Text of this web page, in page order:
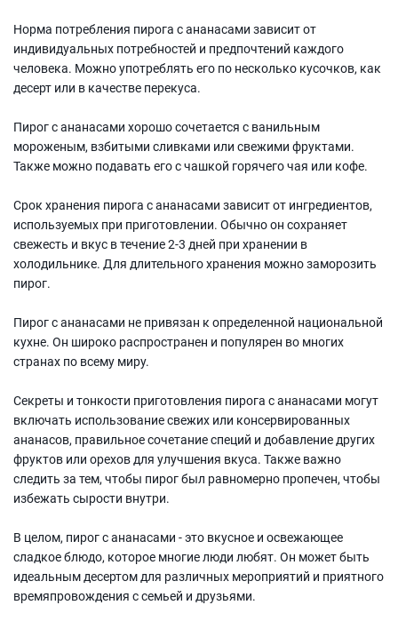
Норма потребления пирога с ананасами зависит от
индивидуальных потребностей и предпочтений каждого
человека. Можно употреблять его по несколько кусочков, как
десерт или в качестве перекуса.
Пирог с ананасами хорошо сочетается с ванильным
мороженым, взбитыми сливками или свежими фруктами.
Также можно подавать его с чашкой горячего чая или кофе.
Срок хранения пирога с ананасами зависит от ингредиентов,
используемых при приготовлении. Обычно он сохраняет
свежесть и вкус в течение 2-3 дней при хранении в
холодильнике. Для длительного хранения можно заморозить
пирог.
Пирог с ананасами не привязан к определенной национальной
кухне. Он широко распространен и популярен во многих
странах по всему миру.
Секреты и тонкости приготовления пирога с ананасами могут
включать использование свежих или консервированных
ананасов, правильное сочетание специй и добавление других
фруктов или орехов для улучшения вкуса. Также важно
следить за тем, чтобы пирог был равномерно пропечен, чтобы
избежать сырости внутри.
В целом, пирог с ананасами - это вкусное и освежающее
сладкое блюдо, которое многие люди любят. Он может быть
идеальным десертом для различных мероприятий и приятного
времяпровождения с семьей и друзьями.